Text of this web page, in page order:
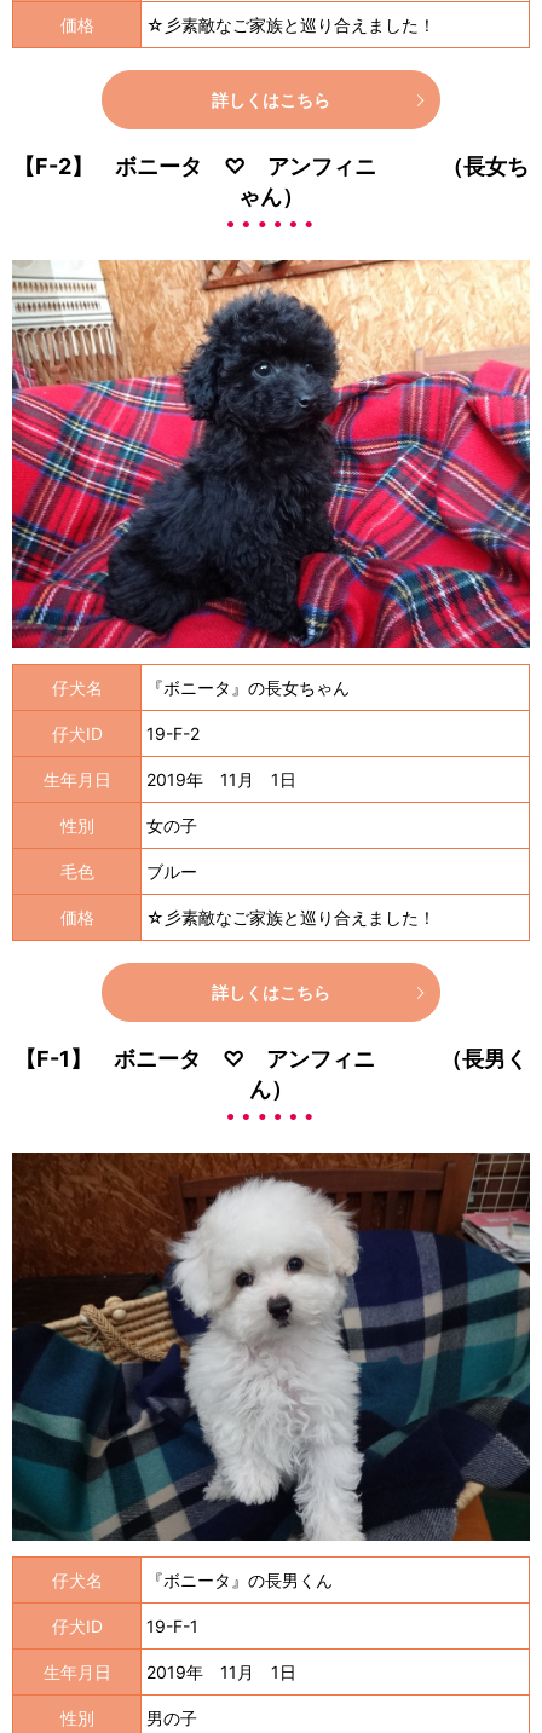
価格 ☆彡素敵なご家族と巡り合えました！
詳しくはこちら
【F-2】 ボニータ ♡ アンフィニ （長女ち
ゃん）
仔犬名 『ボニータ』の長女ちゃん
仔犬ID 19-F-2
生年月日 2019年 11月 1日
性別 女の子
毛色 ブルー
価格 ☆彡素敵なご家族と巡り合えました！
詳しくはこちら
【F-1】 ボニータ ♡ アンフィニ （長男く
ん）
仔犬名 『ボニータ』の長男くん
仔犬ID 19-F-1
生年月日 2019年 11月 1日
性別 男の子